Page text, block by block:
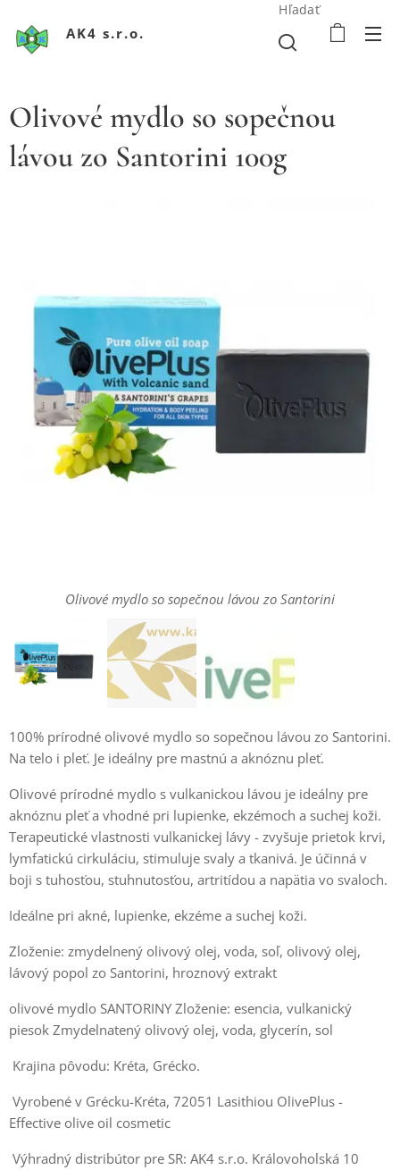
AK4 s.r.o.
Hľadať
Olivové mydlo so sopečnou
lávou zo Santorini 100g
Olivové mydlo so sopečnou lávou zo Santorini
Olivové mydlo so sopečnou lávou zo Santorini
100% prírodné olivové mydlo so sopečnou lávou zo Santorini.
Na telo i pleť. Je ideálny pre mastnú a aknóznu pleť.
Olivové prírodné mydlo s vulkanickou lávou je ideálny pre
aknóznu pleť a vhodné pri lupienke, ekzémoch a suchej koži.
Terapeutické vlastnosti vulkanickej lávy - zvyšuje prietok krvi,
lymfatickú cirkuláciu, stimuluje svaly a tkanivá. Je účinná v
boji s tuhosťou, stuhnutosťou, artritídou a napätia vo svaloch.
Ideálne pri akné, lupienke, ekzéme a suchej koži.
Zloženie: zmydelnený olivový olej, voda, soľ, olivový olej,
lávový popol zo Santorini, hroznový extrakt
olivové mydlo SANTORINY Zloženie: esencia, vulkanický
piesok Zmydelnatený olivový olej, voda, glycerín, sol
Krajina pôvodu: Kréta, Grécko.
Vyrobené v Grécku-Kréta, 72051 Lasithiou OlivePlus -
Effective olive oil cosmetic
Výhradný distribútor pre SR: AK4 s.r.o. Královoholská 10